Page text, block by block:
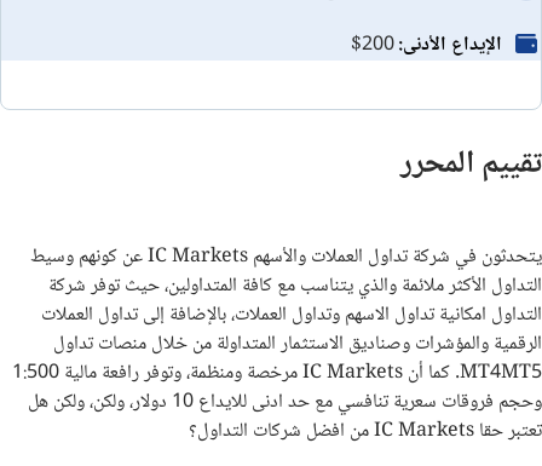
المكافآت والعروض الترويجية
الإيداع والسحب
الخلاصة
الاسئلة الشائعة
مقارنة بين شركات الفوركس
الإيداع الأدنى:$200
تقييم المحرر
يتحدثون في شركة تداول العملات والأسهم IC Markets عن كونهم وسيط
التداول الأكثر ملائمة والذي يتناسب مع كافة المتداولين، حيث توفر شركة
التداول امكانية تداول الاسهم وتداول العملات، بالإضافة إلى تداول العملات
الرقمية والمؤشرات وصناديق الاستثمار المتداولة من خلال منصات تداول
MT4MT5. كما أن IC Markets مرخصة ومنظمة، وتوفر رافعة مالية 1:500
وحجم فروقات سعرية تنافسي مع حد ادنى للايداع 10 دولار، ولكن، ولكن هل
تعتبر حقا IC Markets من افضل شركات التداول؟